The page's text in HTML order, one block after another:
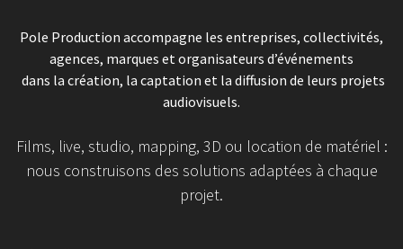
Pole Production accompagne les entreprises, collectivités,
agences, marques et organisateurs d’événements
dans la création, la captation et la diffusion de leurs projets
audiovisuels.
Films, live, studio, mapping, 3D ou location de matériel :
nous construisons des solutions adaptées à chaque
projet.